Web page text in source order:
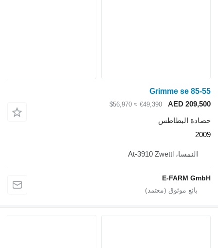
Grimme se 85-55
AED 209,500
€49,390
≈ $56,970
حصادة البطاطس
2009
النمسا، At-3910 Zwettl
E-FARM GmbH